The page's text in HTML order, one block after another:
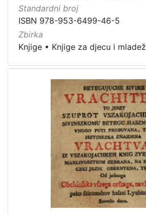
Standardni broj
ISBN 978-953-6499-46-5
Zbirka
Knjige • Knjige za djecu i mladež